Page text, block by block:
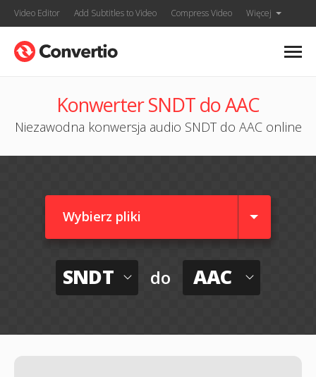
Video Editor Add Subtitles to Video Compress Video Więcej
Konwerter SNDT do AAC
Niezawodna konwersja audio SNDT do AAC online
Wybierz pliki
SNDT do AAC